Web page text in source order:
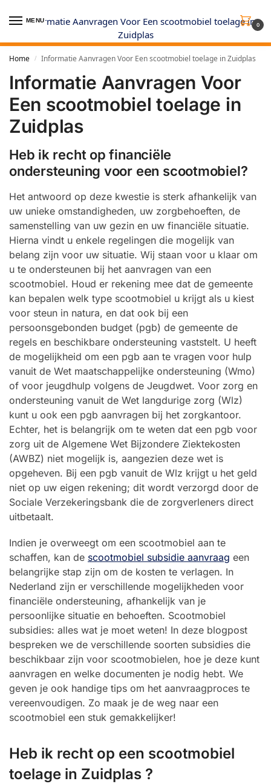
MENU
0
Home / Informatie Aanvragen Voor Een scootmobiel toelage in Zuidplas
Informatie Aanvragen Voor
Een scootmobiel toelage in
Zuidplas
Heb ik recht op financiële
ondersteuning voor een scootmobiel?
Het antwoord op deze kwestie is sterk afhankelijk van
uw unieke omstandigheden, uw zorgbehoeften, de
samenstelling van uw gezin en uw financiële situatie.
Hierna vindt u enkele regelingen die mogelijk van
belang zijn voor uw situatie. Wij staan voor u klaar om
u te ondersteunen bij het aanvragen van een
scootmobiel. Houd er rekening mee dat de gemeente
kan bepalen welk type scootmobiel u krijgt als u kiest
voor steun in natura, en dat ook bij een
persoonsgebonden budget (pgb) de gemeente de
regels en beschikbare ondersteuning vaststelt. U heeft
de mogelijkheid om een pgb aan te vragen voor hulp
vanuit de Wet maatschappelijke ondersteuning (Wmo)
of voor jeugdhulp volgens de Jeugdwet. Voor zorg en
ondersteuning vanuit de Wet langdurige zorg (Wlz)
kunt u ook een pgb aanvragen bij het zorgkantoor.
Echter, het is belangrijk om te weten dat een pgb voor
zorg uit de Algemene Wet Bijzondere Ziektekosten
(AWBZ) niet mogelijk is, aangezien deze wet is
opgeheven. Bij een pgb vanuit de Wlz krijgt u het geld
niet op uw eigen rekening; dit wordt verzorgd door de
Sociale Verzekeringsbank die de zorgverleners direct
uitbetaalt.
Indien je overweegt om een scootmobiel aan te
schaffen, kan de scootmobiel subsidie aanvraag een
belangrijke stap zijn om de kosten te verlagen. In
Nederland zijn er verschillende mogelijkheden voor
financiële ondersteuning, afhankelijk van je
persoonlijke situatie en behoeften. Scootmobiel
subsidies: alles wat je moet weten! In deze blogpost
bespreken we de verschillende soorten subsidies die
beschikbaar zijn voor scootmobielen, hoe je deze kunt
aanvragen en welke documenten je nodig hebt. We
geven je ook handige tips om het aanvraagproces te
vereenvoudigen. Zo maak je de weg naar een
scootmobiel een stuk gemakkelijker!
Heb ik recht op een scootmobiel
toelage in Zuidplas ?